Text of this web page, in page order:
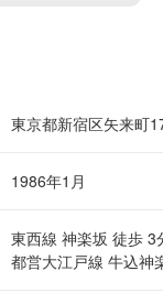
東京都新宿区矢来町
1986年1月
東西線 神楽坂 徒歩 3
都営大江戸線 牛込神